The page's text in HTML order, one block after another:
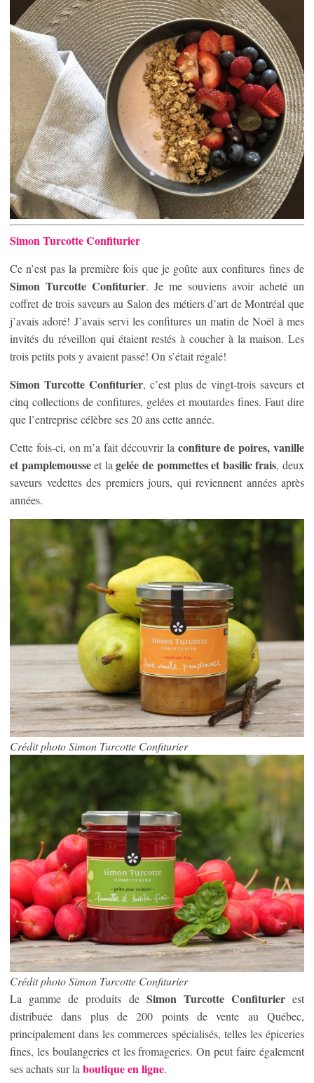
Simon Turcotte Confiturier
Ce n’est pas la première fois que je goûte aux confitures fines de
Simon Turcotte Confiturier. Je me souviens avoir acheté un
coffret de trois saveurs au Salon des métiers d’art de Montréal que
j’avais adoré! J’avais servi les confitures un matin de Noël à mes
invités du réveillon qui étaient restés à coucher à la maison. Les
trois petits pots y avaient passé! On s’était régalé!
Simon Turcotte Confiturier, c’est plus de vingt-trois saveurs et
cinq collections de confitures, gelées et moutardes fines. Faut dire
que l’entreprise célèbre ses 20 ans cette année.
Cette fois-ci, on m’a fait découvrir la confiture de poires, vanille
et pamplemousseet lagelée de pommettes et basilic frais, deux
saveurs vedettes des premiers jours, qui reviennent années après
années.
Crédit photo Simon Turcotte Confiturier
Crédit photo Simon Turcotte Confiturier
La gamme de produits de Simon Turcotte Confiturierest
distribuée dans plus de 200 points de vente au Québec,
principalement dans les commerces spécialisés, telles les épiceries
fines, les boulangeries et les fromageries. On peut faire également
ses achats sur la boutique en ligne.